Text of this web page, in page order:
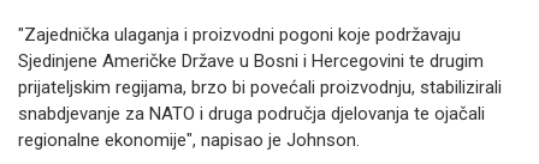
"Zajednička ulaganja i proizvodni pogoni koje podržavaju
Sjedinjene Američke Države u Bosni i Hercegovini te drugim
prijateljskim regijama, brzo bi povećali proizvodnju, stabilizirali
snabdjevanje za NATO i druga područja djelovanja te ojačali
regionalne ekonomije", napisao je Johnson.